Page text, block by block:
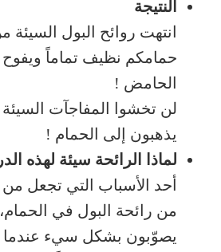
النتيجة
انتهت روائح البول السيئة
حمامكم نظيف تماماً ويفوح
الحامض !
لن تخشوا المفاجآت
يذهبون إلى الحمام !
لماذا الرائحة سيئة لهذه
أحد الأسباب التي تجعل
من رائحة البول في الحمام،
يصوّبون بشكل سيء عندما